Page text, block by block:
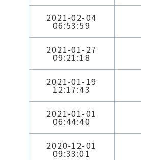
2021-02-04
06:53:59
2021-01-27
09:21:18
2021-01-19
12:17:43
2021-01-01
06:44:40
2020-12-01
09:33:01